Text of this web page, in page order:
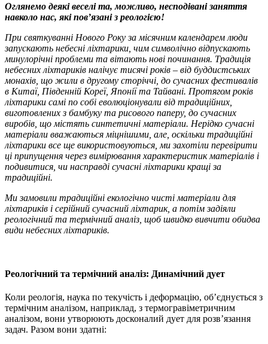
Оглянемо деякі веселі та, можливо, несподівані заняття
навколо нас, які пов’язані з реологією!
При святкуванні Нового Року за місячним календарем люди
запускають небесні ліхтарики, чим символічно відпускають
минулорічні проблеми та вітають нові починання. Традиція
небесних ліхтариків налічує тисячі років – від буддистських
монахів, що жили в другому сторіччі, до сучасних фестивалів
в Китаї, Південній Кореї, Японії та Тайвані. Протягом років
ліхтарики самі по собі еволюціонували від традиційних,
виготовлених з бамбуку та рисового паперу, до сучасних
виробів, що містять синтетичні матеріали. Нерідко сучасні
матеріали вважаються міцнішими, але, оскільки традиційні
ліхтарики все ще використовуються, ми захотіли перевірити
ці припущення через вимірювання характеристик матеріалів і
подивитися, чи насправді сучасні ліхтарики кращі за
традиційні.
Ми замовили традиційні екологічно чисті матеріали для
ліхтариків і серійний сучасний ліхтарик, а потім задіяли
реологічний та термічний аналіз, щоб швидко вивчити обидва
види небесних ліхтариків.
Реологічний та термічний аналіз: Динамічний дует
Коли реологія, наука по текучість і деформацію, об’єднується з
термічним аналізом, наприклад, з термогравіметричним
аналізом, вони утворюють досконалий дует для розв’язання
задач. Разом вони здатні: